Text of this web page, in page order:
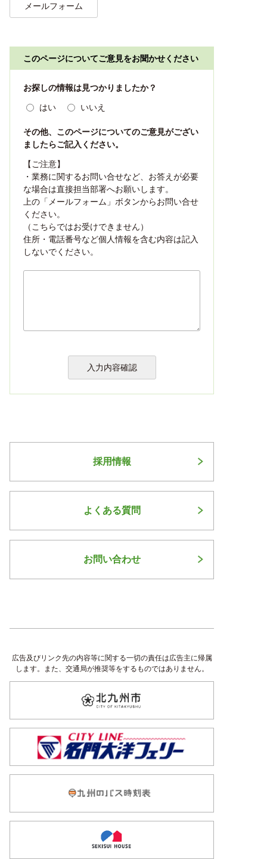
メールフォーム
このページについてご意見をお聞かせください
お探しの情報は見つかりましたか？
はい いいえ
その他、このページについてのご意見がござい
ましたらご記入ください。
【ご注意】
・業務に関するお問い合せなど、お答えが必要
な場合は直接担当部署へお願いします。
上の「メールフォーム」ボタンからお問い合せ
ください。
（こちらではお受けできません）
住所・電話番号など個人情報を含む内容は記入
しないでください。
採用情報
よくある質問
お問い合わせ